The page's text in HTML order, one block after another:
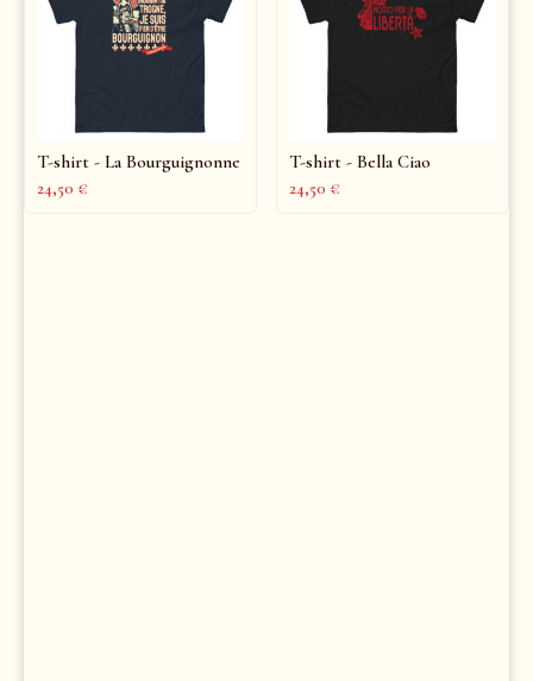
T-shirt - La Bourguignonne
24,50 €
T-shirt - Bella Ciao
24,50 €